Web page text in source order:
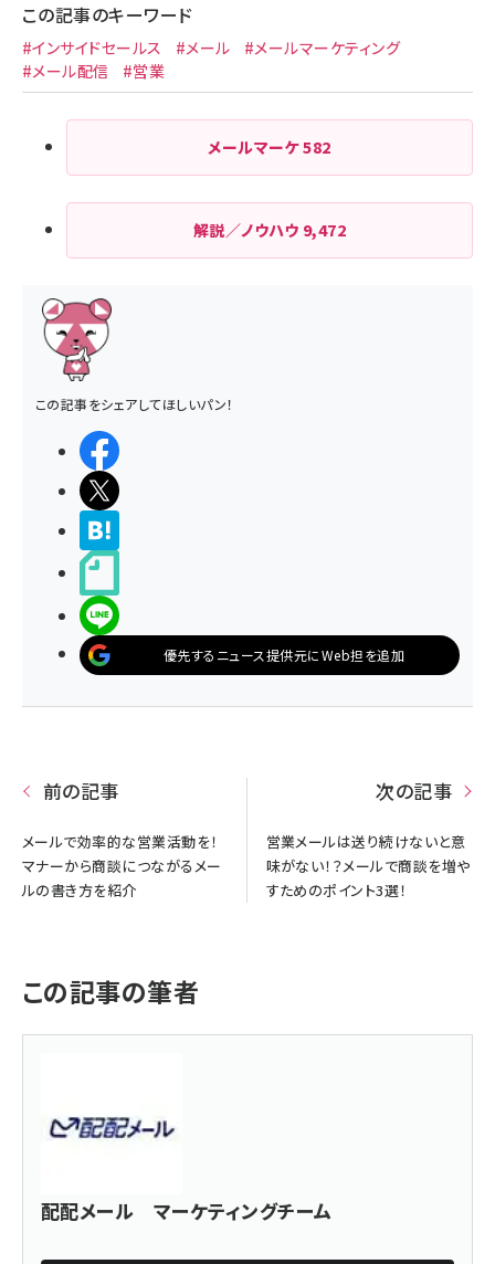
この記事のキーワード
#インサイドセールス #メール
#メールマーケティング
#メール配信
#営業
メールマーケ582
解説／ノウハウ 9,472
この記事をシェアしてほしいパン！
優先するニュース提供元にWeb担を追加
前の記事
メールで効率的な営業活動を！
マナーから商談につながるメー
ルの書き方を紹介
次の記事
営業メールは送り続けないと意
味がない！？メールで商談を増や
すためのポイント3選！
この記事の筆者
配配メール マーケティングチーム